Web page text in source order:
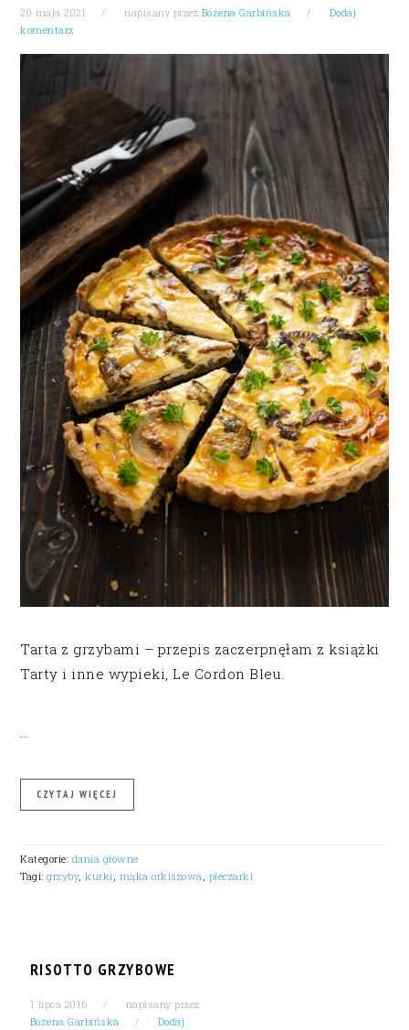
20 maja 2021 napisany przez Bożena Garbińska
Dodaj
komentarz
Tarta z grzybami – przepis zaczerpnęłam z książki
Tarty i inne wypieki, Le Cordon Bleu.
CZYTAJ WIĘCEJ
Kategorie: dania główne
Tagi:grzyby,kurki mąka orkiszowa pieczarki
RISOTTO GRZYBOWE
1 lipca 2016
napisany przez
Bożena Garbińska
Dodaj